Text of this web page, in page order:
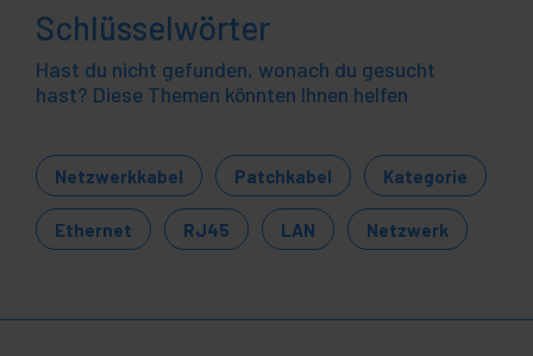
Schlüsselwörter
Hast du nicht gefunden, wonach du gesucht
hast? Diese Themen könnten Ihnen helfen
Netzwerkkabel Patchkabel Kategorie
Ethernet RJ45 LAN Netzwerk